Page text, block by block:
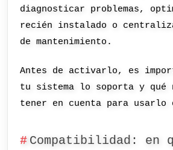
diagnosticar problemas,
recién instalado o
de mantenimiento.
Antes de activarlo, es
tu sistema lo soporta y qué
tener en cuenta para usarlo
Compatibilidad: en